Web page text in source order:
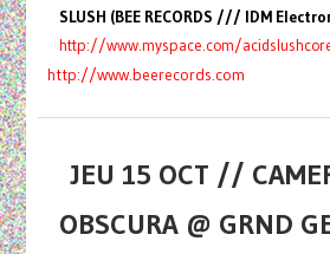
SLUSH (BEE RECORDS /// IDM
http://www.myspace.com/
http://www.beerecords.com
JEU 15 OCT //
OBSCURA @ GRND